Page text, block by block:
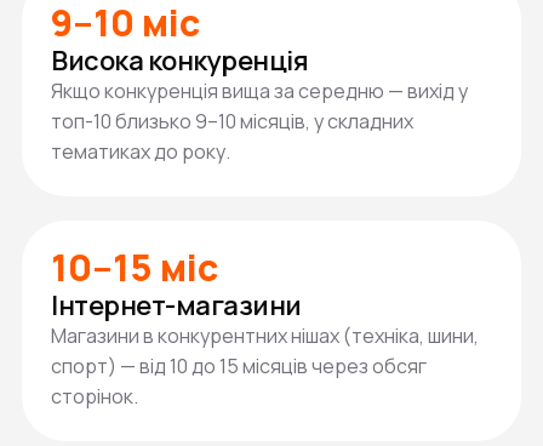
9–10 міс
Висока конкуренція
Якщо конкуренція вища за середню — вихід у
топ-10 близько 9–10 місяців, у складних
тематиках до року.
10–15 міс
Інтернет-магазини
Магазини в конкурентних нішах (техніка, шини,
спорт) — від 10 до 15 місяців через обсяг
сторінок.